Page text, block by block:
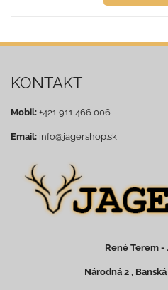
KONTAKT
Mobil: +421 911 466 006
Email: info@jagershop.sk
René Terem -
Národná 2 ,